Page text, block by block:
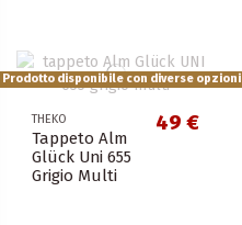
Materiale
Lavorazione
Prodotto disponibile con diverse opzioni
THEKO
Tappeto Alm
Glück Uni 655
Grigio Multi
49 €